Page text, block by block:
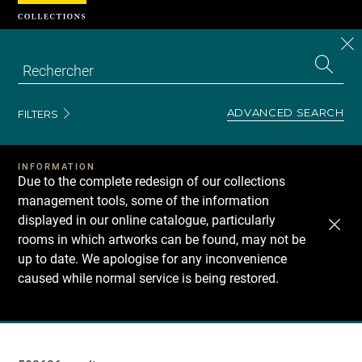
FILTERS ADVANCED SEARCH
INFORMATION
Due to the complete redesign of our collections
management tools, some of the information
displayed in our online catalogue, particularly
rooms in which artworks can be found, may not be
up to date. We apologise for any inconvenience
caused while normal service is being restored.
Recherche
Cookies management panel